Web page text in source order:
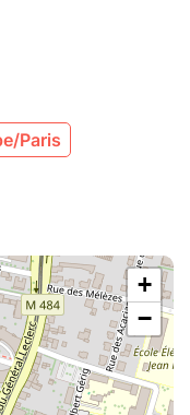
Paris
+
−